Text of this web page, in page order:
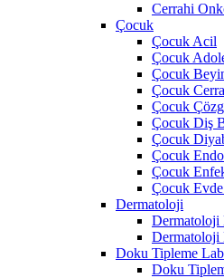
Cerrahi
Çocuk
Çocuk Acil
Çocuk
Çocuk
Çocuk
Çocuk
Çocuk Diş
Çocuk
Çocuk
Çocuk
Çocuk
Dermatoloji
Dermatoloji
Doku Tipleme
Doku